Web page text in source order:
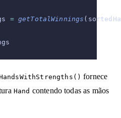
= getTotalWinnings
fornece
Hand contendo todas as mãos